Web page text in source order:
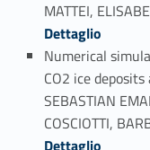
MATTEI,
Dettaglio
Numerical
CO2 ice
SEBASTIAN
COSCIOTTI,
Dettaglio